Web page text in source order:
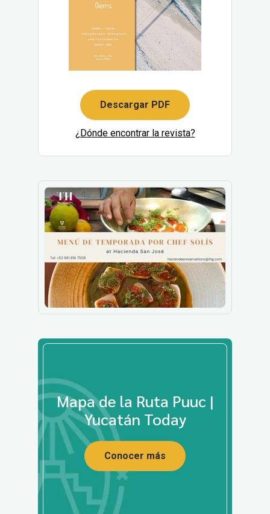
Descargar PDF
¿Dónde encontrar la revista?
Mapa de la Ruta Puuc |
Yucatán Today
Conocer más